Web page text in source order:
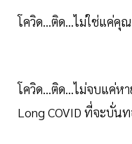
โควิด...ติด...ไม่ใช่แค่คุณ
โควิด...ติด...ไม่จบแค่ห
Long COVID ที่จะบั่